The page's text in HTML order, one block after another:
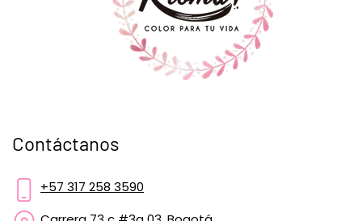
Contáctanos
+57 317 258 3590